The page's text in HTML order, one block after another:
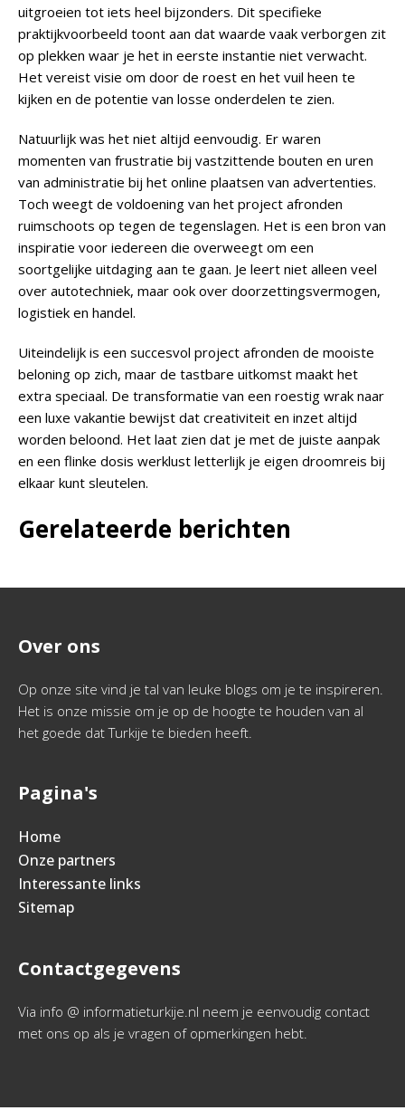
uitgroeien tot iets heel bijzonders. Dit specifieke
praktijkvoorbeeld toont aan dat waarde vaak verborgen zit
op plekken waar je het in eerste instantie niet verwacht.
Het vereist visie om door de roest en het vuil heen te
kijken en de potentie van losse onderdelen te zien.
Natuurlijk was het niet altijd eenvoudig. Er waren
momenten van frustratie bij vastzittende bouten en uren
van administratie bij het online plaatsen van advertenties.
Toch weegt de voldoening van het project afronden
ruimschoots op tegen de tegenslagen. Het is een bron van
inspiratie voor iedereen die overweegt om een
soortgelijke uitdaging aan te gaan. Je leert niet alleen veel
over autotechniek, maar ook over doorzettingsvermogen,
logistiek en handel.
Uiteindelijk is een succesvol project afronden de mooiste
beloning op zich, maar de tastbare uitkomst maakt het
extra speciaal. De transformatie van een roestig wrak naar
een luxe vakantie bewijst dat creativiteit en inzet altijd
worden beloond. Het laat zien dat je met de juiste aanpak
en een flinke dosis werklust letterlijk je eigen droomreis bij
elkaar kunt sleutelen.
Gerelateerde berichten
Over ons
Op onze site vind je tal van leuke blogs om je te inspireren.
Het is onze missie om je op de hoogte te houden van al
het goede dat Turkije te bieden heeft.
Pagina's
Home
Onze partners
Interessante links
Sitemap
Contactgegevens
Via info @ informatieturkije.nl neem je eenvoudig contact
met ons op als je vragen of opmerkingen hebt.